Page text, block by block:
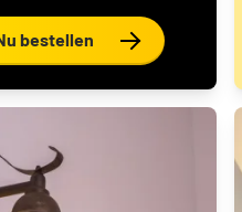
bestellen